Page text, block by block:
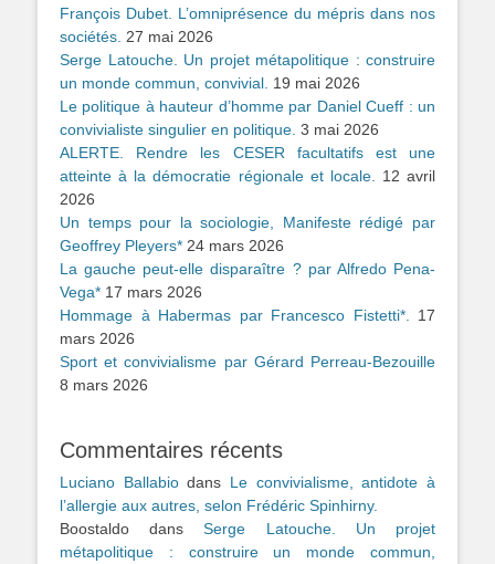
François Dubet. L’omniprésence du mépris dans nos
sociétés. 27 mai 2026
Serge Latouche. Un projet métapolitique : construire
un monde commun, convivial. 19 mai 2026
Le politique à hauteur d’homme par Daniel Cueff : un
convivialiste singulier en politique. 3 mai 2026
ALERTE. Rendre les CESER facultatifs est une
atteinte à la démocratie régionale et locale.
12 avril
2026
Un temps pour la sociologie, Manifeste rédigé par
Geoffrey Pleyers* 24 mars 2026
La gauche peut-elle disparaître ? par Alfredo Pena-
Vega* 17 mars 2026
Hommage à Habermas par Francesco Fistetti*.
17
mars 2026
Sport et convivialisme par Gérard Perreau-Bezouille
8 mars 2026
Commentaires récents
Luciano Ballabiodans Le convivialisme, antidote à
l’allergie aux autres, selon Frédéric Spinhirny.
Boostaldo dansSerge Latouche. Un projet
métapolitique : construire un monde commun,